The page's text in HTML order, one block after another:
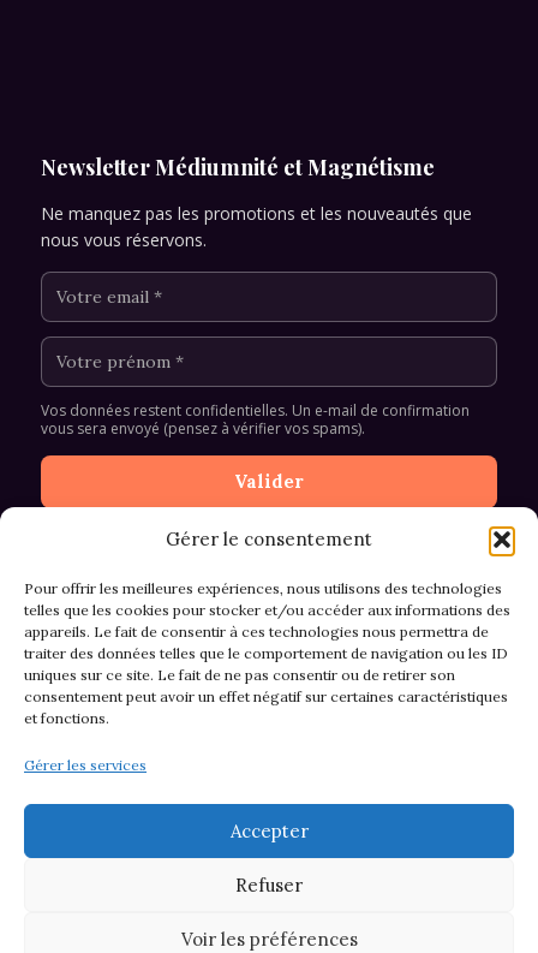
Gérer le consentement
Pour offrir les meilleures expériences, nous utilisons des technologies
telles que les cookies pour stocker et/ou accéder aux informations des
appareils. Le fait de consentir à ces technologies nous permettra de
traiter des données telles que le comportement de navigation ou les ID
uniques sur ce site. Le fait de ne pas consentir ou de retirer son
consentement peut avoir un effet négatif sur certaines caractéristiques
et fonctions.
Gérer les services
Accepter
Refuser
Voir les préférences
Newsletter Médiumnité et Magnétisme
Ne manquez pas les promotions et les nouveautés que
nous vous réservons.
Vos données restent confidentielles. Un e-mail de confirmation
vous sera envoyé (pensez à vérifier vos spams).
CGV et Retours
Mentions légales & confidentialité